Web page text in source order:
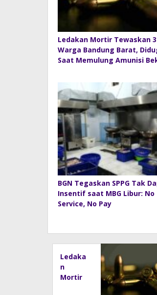
Ledakan Mortir Tewaskan 3
Warga Bandung Barat,
Saat Memulung Amunisi
BGN Tegaskan SPPG Tak
Insentif saat MBG Libur: No
Service, No Pay
Ledaka
n
Mortir